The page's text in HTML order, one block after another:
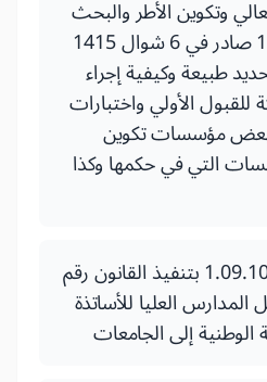
وتكوين الأطر والبحث
العلمي رقم 182495 صادر في 6 شوال 1415
1995) بتحديد طبيعة وكيفية إجراء
للقبول الأولي واختبارات
بعض مؤسسات تكوين
التي في حكمها وكذا
ظهير شريف رقم 1.09.100 بتنفيذ القانون رقم
المدارس العليا للأساتذة
الوطنية إلى الجامعات